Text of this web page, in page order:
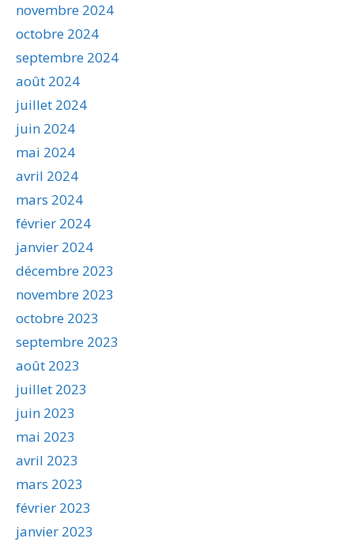
novembre 2024
octobre 2024
septembre 2024
août 2024
juillet 2024
juin 2024
mai 2024
avril 2024
mars 2024
février 2024
janvier 2024
décembre 2023
novembre 2023
octobre 2023
septembre 2023
août 2023
juillet 2023
juin 2023
mai 2023
avril 2023
mars 2023
février 2023
janvier 2023